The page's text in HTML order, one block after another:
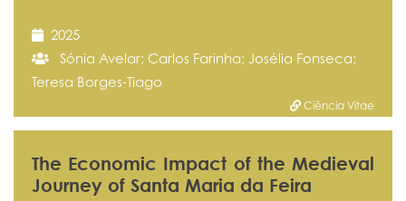
2025
Sónia Avelar; Carlos Farinha; Josélia Fonseca;
Teresa Borges-Tiago
Ciência Vitae
The Economic Impact of the Medieval
Journey of Santa Maria da Feira